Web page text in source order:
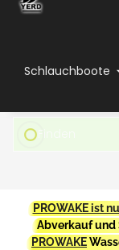
Schlauchboote
PROWAKE ist
Abverkauf und
PROWAKE